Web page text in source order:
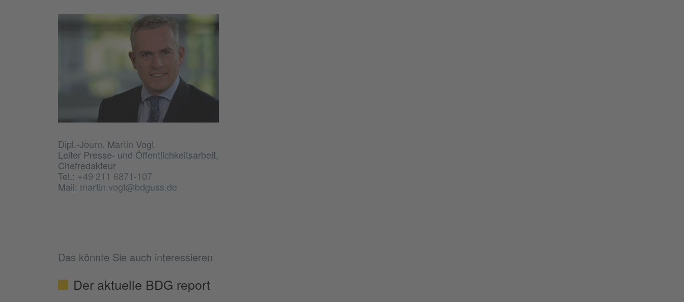
Dipl.-Journ. Martin Vogt
Leiter Presse- und Öffentlichkeitsarbeit,
Chefredakteur
Tel.: +49 211 6871-107
Mail: martin.vogt@bdguss.de
Das könnte Sie auch interessieren
Der aktuelle BDG report